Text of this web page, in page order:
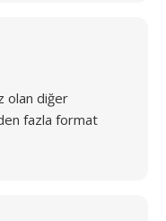
olan diğer
fazla format